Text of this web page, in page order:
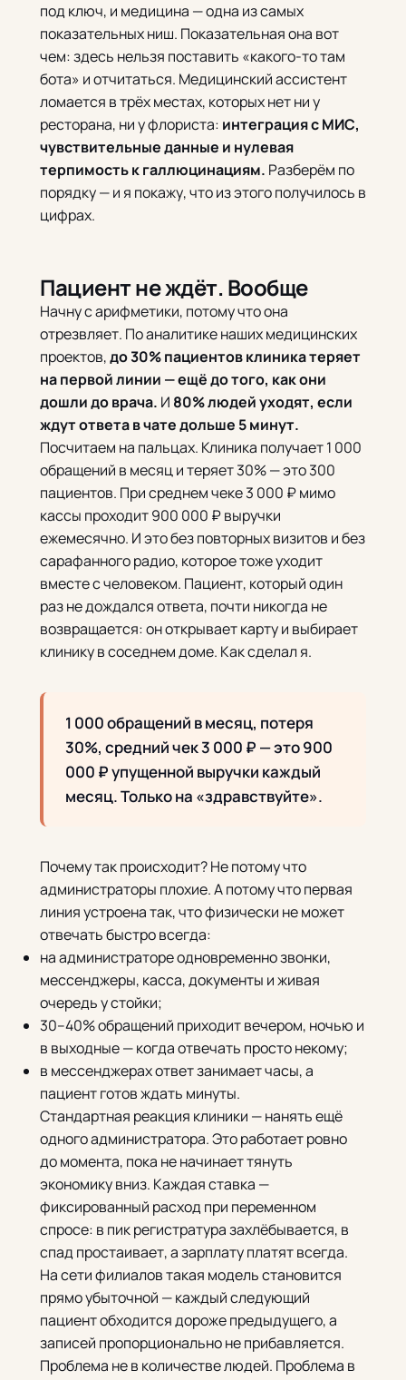
под ключ, и медицина — одна из самых
показательных ниш. Показательная она вот
чем: здесь нельзя поставить «какого-то там
бота» и отчитаться. Медицинский ассистент
ломается в трёх местах, которых нет ни у
ресторана, ни у флориста: интеграция с МИС,
чувствительные данные и нулевая
терпимость к галлюцинациям. Разберём по
порядку — и я покажу, что из этого получилось в
цифрах.
Пациент не ждёт. Вообще
Начну с арифметики, потому что она
отрезвляет. По аналитике наших медицинских
проектов,до 30% пациентов клиника теряет
на первой линии — ещё до того, как они
дошли до врача. И 80% людей уходят, если
ждут ответа в чате дольше 5 минут.
Посчитаем на пальцах. Клиника получает 1 000
обращений в месяц и теряет 30% — это 300
пациентов. При среднем чеке 3 000 ₽ мимо
кассы проходит 900 000 ₽ выручки
ежемесячно. И это без повторных визитов и без
сарафанного радио, которое тоже уходит
вместе с человеком. Пациент, который один
раз не дождался ответа, почти никогда не
возвращается: он открывает карту и выбирает
клинику в соседнем доме. Как сделал я.
1 000 обращений в месяц, потеря
30%, средний чек 3 000 ₽ — это 900
000 ₽ упущенной выручки каждый
месяц. Только на «здравствуйте».
Почему так происходит? Не потому что
администраторы плохие. А потому что первая
линия устроена так, что физически не может
отвечать быстро всегда:
на администраторе одновременно звонки,
мессенджеры, касса, документы и живая
очередь у стойки;
30–40% обращений приходит вечером, ночью и
в выходные — когда отвечать просто некому;
в мессенджерах ответ занимает часы, а
пациент готов ждать минуты.
Стандартная реакция клиники — нанять ещё
одного администратора. Это работает ровно
до момента, пока не начинает тянуть
экономику вниз. Каждая ставка —
фиксированный расход при переменном
спросе: в пик регистратура захлёбывается, в
спад простаивает, а зарплату платят всегда.
На сети филиалов такая модель становится
прямо убыточной — каждый следующий
пациент обходится дороже предыдущего, а
записей пропорционально не прибавляется.
Проблема не в количестве людей. Проблема в